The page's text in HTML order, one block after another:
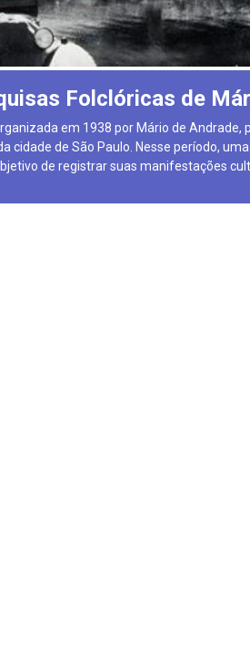
Folclóricas de
em 1938 por Mário de
cidade de São Paulo. Nesse período,
de registrar suas manifestações